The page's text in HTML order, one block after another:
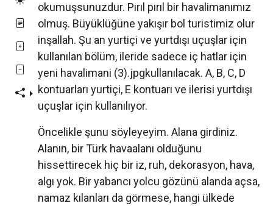
okumuşsunuzdur. Pırıl pırıl bir havalimanımız
olmuş. Büyüklüğüne yakışır bol turistimiz olur
inşallah. Şu an yurtiçi ve yurtdışı uçuşlar için
kullanılan bölüm, ileride sadece iç hatlar için
yeni havalimani (3).jpgkullanılacak. A, B, C, D
kontuarları yurtiçi, E kontuarı ve ilerisi yurtdışı
uçuşlar için kullanılıyor.
Öncelikle şunu söyleyeyim. Alana girdiniz.
Alanın, bir Türk havaalanı olduğunu
hissettirecek hiç bir iz, ruh, dekorasyon, hava,
algı yok. Bir yabancı yolcu gözünü alanda açsa,
namaz kılanları da görmese, hangi ülkede